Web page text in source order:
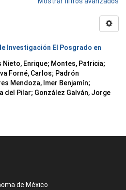
Investigación El Posgrado en
Nieto, Enrique; Montes, Patricia;
Forné, Carlos; Padrón
Mendoza, Imer Benjamín;
del Pilar; González Galván, Jorge
de México